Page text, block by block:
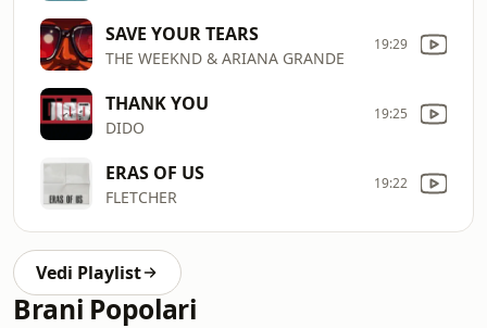
SAVE YOUR TEARS
THE WEEKND & ARIANA GRANDE
19:29
THANK YOU
DIDO
19:25
ERAS OF US
FLETCHER
19:22
Vedi Playlist
Brani Popolari